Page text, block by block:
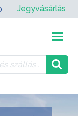
Jegyvásárlás